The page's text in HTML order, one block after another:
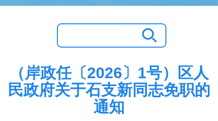
（岸政任〔2026〕1号）区人
民政府关于石支新同志免职的
通知